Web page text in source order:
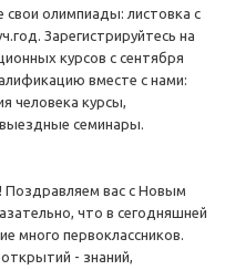
олимпиады: листовка с
Зарегистрируйтесь на
курсов с сентября
вместе с нами:
человека курсы,
семинары.
вас с Новым
что в сегодняшней
много первоклассников.
- знаний,